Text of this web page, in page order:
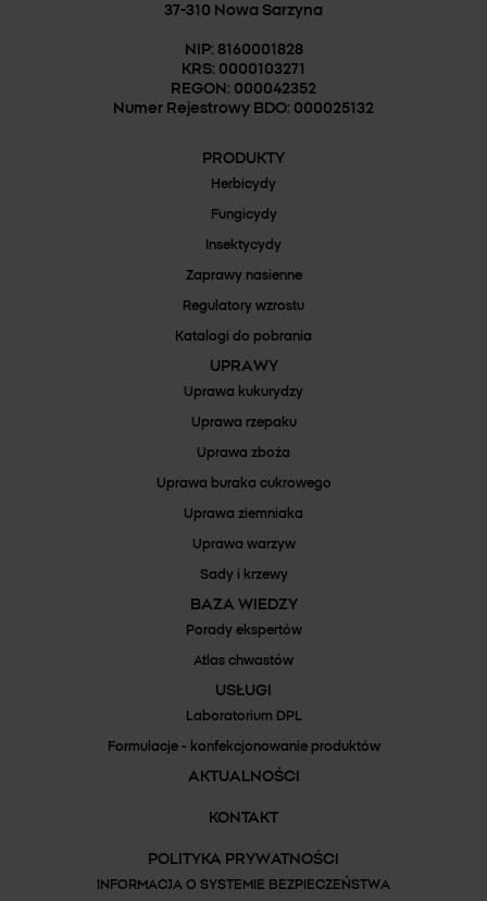
37-310 Nowa Sarzyna
NIP: 8160001828
KRS: 0000103271
REGON: 000042352
Numer Rejestrowy BDO: 000025132
PRODUKTY
Herbicydy
Fungicydy
Insektycydy
Zaprawy nasienne
Regulatory wzrostu
Katalogi do pobrania
UPRAWY
Uprawa kukurydzy
Uprawa rzepaku
Uprawa zboża
Uprawa buraka cukrowego
Uprawa ziemniaka
Uprawa warzyw
Sady i krzewy
BAZA WIEDZY
Porady ekspertów
Atlas chwastów
USŁUGI
Laboratorium DPL
Formulacje - konfekcjonowanie produktów
AKTUALNOŚCI
KONTAKT
POLITYKA PRYWATNOŚCI
INFORMACJA O SYSTEMIE BEZPIECZEŃSTWA